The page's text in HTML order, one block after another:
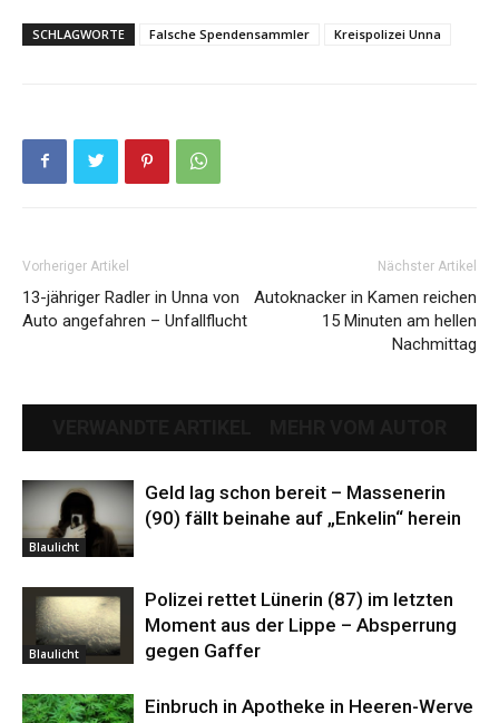
SCHLAGWORTE Falsche Spendensammler Kreispolizei Unna
Vorheriger Artikel
13-jähriger Radler in Unna von
Auto angefahren – Unfallflucht
Nächster Artikel
Autoknacker in Kamen reichen
15 Minuten am hellen
Nachmittag
Blaulicht
Geld lag schon bereit – Massenerin
(90) fällt beinahe auf „Enkelin“ herein
Blaulicht
Polizei rettet Lünerin (87) im letzten
Moment aus der Lippe – Absperrung
gegen Gaffer
Einbruch in Apotheke in Heeren-Werve